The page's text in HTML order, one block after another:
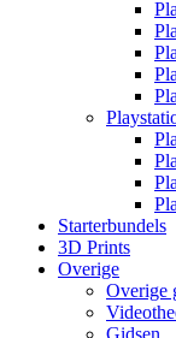
Starterbundels
3D Prints
Overige
Overige
Gidsen